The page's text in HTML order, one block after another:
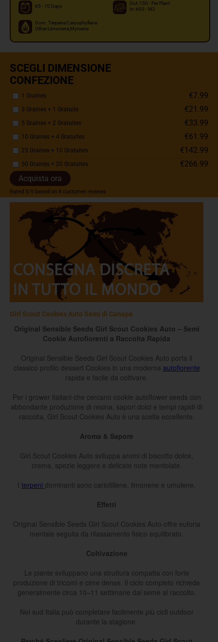
65 - 70 Days
Out: 150 - Per Plant
In: 600 - M2
Dom. Terpene:Caryophyllene
Other:Limonene,Myrcene
SCEGLI DIMENSIONE
CONFEZIONE
1 Graines €7.99
3 Graines + 1 Gratuite €21.99
5 Graines + 2 Gratuites €33.99
10 Graines + 4 Gratuites €61.99
25 Graines + 10 Gratuites €142.99
50 Graines + 20 Gratuites
€266.99
Acquista ora
Rated 5/5 based on 4 customer reviews
Girl Scout Cookies Auto Semi di Canapa
Original Sensible Seeds Girl Scout Cookies Auto – Semi
Cookie Autofiorenti a Raccolta Rapida
Original Sensible Seeds Girl Scout Cookies Auto porta il
classico profilo dessert Cookies in una moderna autofiorente
rapida e facile da coltivare.
Per i grower italiani che cercano cookie autoflower seeds con
abbondante produzione di resina, sapori dolci e tempi rapidi di
raccolta, Girl Scout Cookies Auto è una scelta eccellente.
Aroma & Sapore
Girl Scout Cookies Auto sviluppa aromi di biscotto dolce,
crema, spezie leggere e delicate note mentolate.
terpeni dominanti sono cariofillene, limonene e umulene.
Effetti
Original Sensible Seeds Girl Scout Cookies Auto offre euforia
mentale seguita da rilassamento fisico equilibrato.
Coltivazione
Le piante sviluppano una struttura compatta con forte
produzione di tricomi e cime dense. Il ciclo completo richiede
generalmente circa 10–11 settimane dal seme al raccolto.
Nel sud Italia può completare facilmente più cicli outdoor
durante la stagione.